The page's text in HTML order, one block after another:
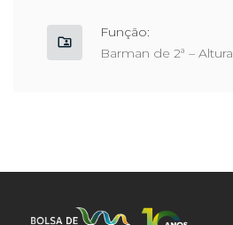
Função:
Barman de 2ª – Altura